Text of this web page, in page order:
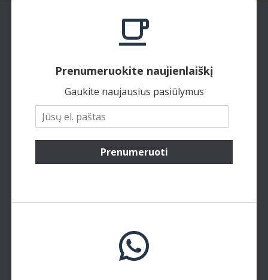
Prenumeruokite naujienlaiškį
Gaukite naujausius pasiūlymus
Prenumeruoti